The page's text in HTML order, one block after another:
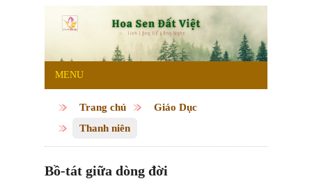
MENU
Trang chủ
Giáo Dục
Thanh niên
Bồ-tát giữa dòng đời